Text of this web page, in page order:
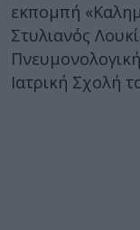
εκπομπή
Στυλιανός
Ιατρική Σχολή